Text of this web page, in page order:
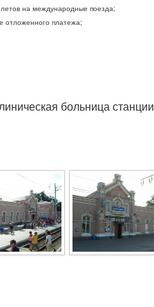
на международные поезда;
отложенного платежа;
больница станции